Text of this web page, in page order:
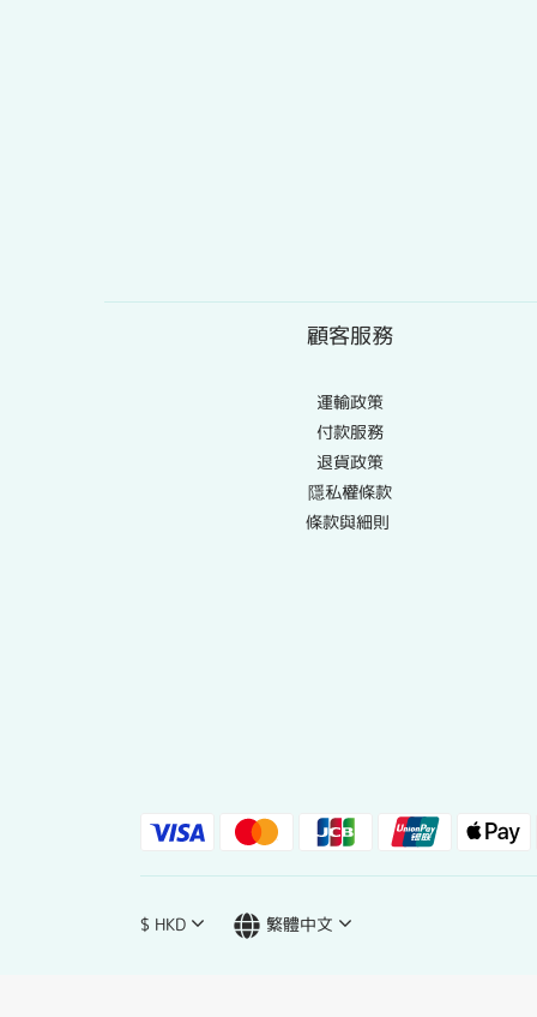
顧客服務
運輸政策
付款服務
退貨政策
隱私權條款
條款與細則
$ HKD 繁體中文